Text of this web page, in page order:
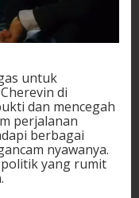
untuk
di
dan mencegah
perjalanan
berbagai
nyawanya.
yang rumit